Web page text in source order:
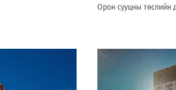
Орон сууцны төслийн